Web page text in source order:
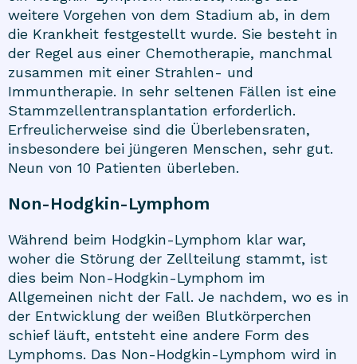
weitere Vorgehen von dem Stadium ab, in dem
die Krankheit festgestellt wurde. Sie besteht in
der Regel aus einer Chemotherapie, manchmal
zusammen mit einer Strahlen- und
Immuntherapie. In sehr seltenen Fällen ist eine
Stammzellentransplantation erforderlich.
Erfreulicherweise sind die Überlebensraten,
insbesondere bei jüngeren Menschen, sehr gut.
Neun von 10 Patienten überleben.
Non-Hodgkin-Lymphom
Während beim Hodgkin-Lymphom klar war,
woher die Störung der Zellteilung stammt, ist
dies beim Non-Hodgkin-Lymphom im
Allgemeinen nicht der Fall. Je nachdem, wo es in
der Entwicklung der weißen Blutkörperchen
schief läuft, entsteht eine andere Form des
Lymphoms. Das Non-Hodgkin-Lymphom wird in